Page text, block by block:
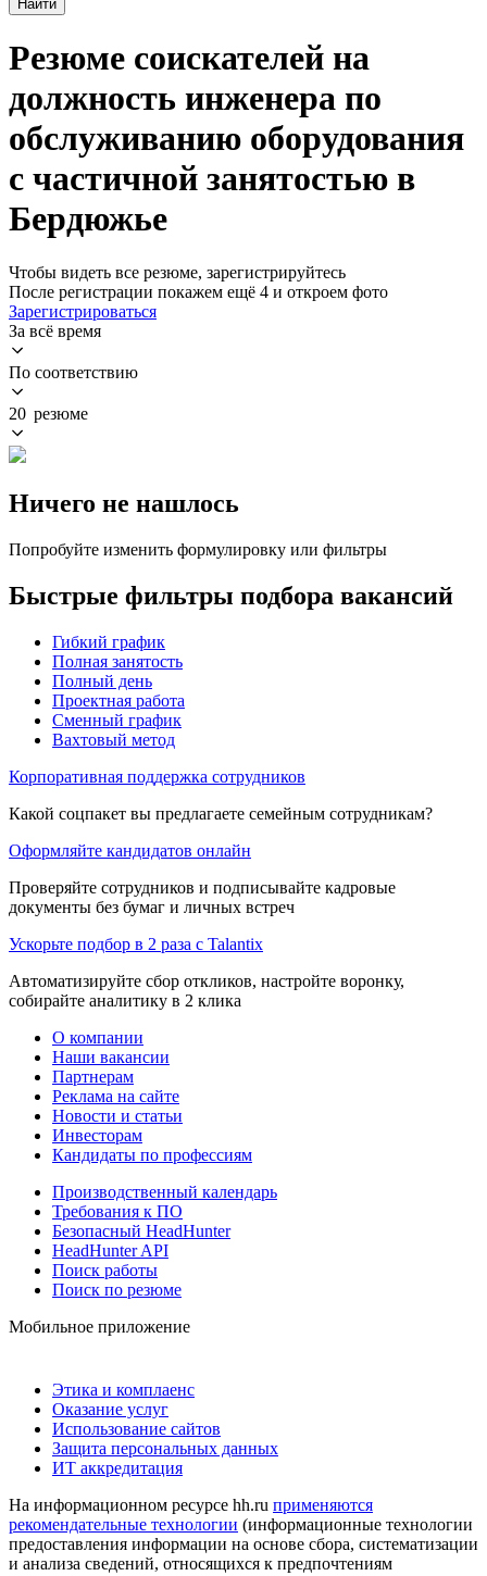
Найти
Резюме соискателей на
должность инженера по
обслуживанию оборудования
с частичной занятостью в
Бердюжье
Чтобы видеть все резюме, зарегистрируйтесь
После регистрации покажем ещё 4 и откроем фото
Зарегистрироваться
За всё время
По соответствию
20 резюме
Ничего не нашлось
Попробуйте изменить формулировку или фильтры
Быстрые фильтры подбора вакансий
Гибкий график
Полная занятость
Полный день
Проектная работа
Сменный график
Вахтовый метод
Корпоративная поддержка сотрудников
Какой соцпакет вы предлагаете семейным сотрудникам?
Оформляйте кандидатов онлайн
Проверяйте сотрудников и подписывайте кадровые
документы без бумаг и личных встреч
Ускорьте подбор в 2 раза с Talantix
Автоматизируйте сбор откликов, настройте воронку,
собирайте аналитику в 2 клика
О компании
Наши вакансии
Партнерам
Реклама на сайте
Новости и статьи
Инвесторам
Кандидаты по профессиям
Производственный календарь
Требования к ПО
Безопасный HeadHunter
HeadHunter API
Поиск работы
Поиск по резюме
Мобильное приложение
Этика и комплаенс
Оказание услуг
Использование сайтов
Защита персональных данных
ИТ аккредитация
На информационном ресурсе hh.ru применяются
рекомендательные технологии (информационные технологии
предоставления информации на основе сбора, систематизации
и анализа сведений, относящихся к предпочтениям